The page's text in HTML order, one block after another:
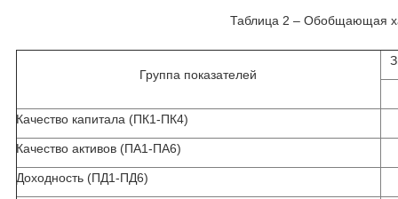
Таблица 2 – Обобщающая
Группа показателей
Качество капитала (ПК1-ПК4)
Качество активов (ПА1-ПА6)
Доходность (ПД1-ПД6)